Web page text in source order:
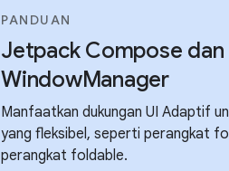
PANDUAN
Jetpack Compose dan
WindowManager
Manfaatkan dukungan UI Adaptif
yang fleksibel, seperti perangkat
perangkat foldable.